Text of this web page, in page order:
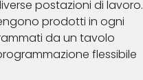
postazioni di lavoro.
prodotti in ogni
da un tavolo
flessibile